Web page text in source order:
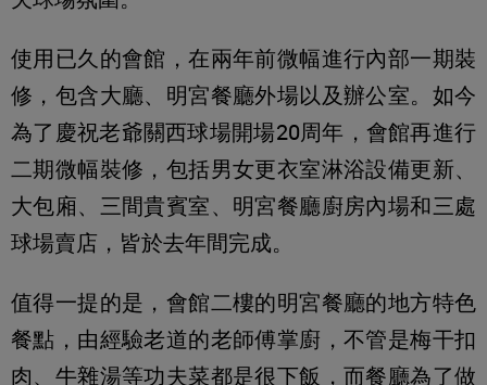
使用已久的會館，在兩年前微幅進行內部一期裝
修，包含大廳、明宮餐廳外場以及辦公室。如今
為了慶祝老爺關西球場開場20周年，會館再進行
二期微幅裝修，包括男女更衣室淋浴設備更新、
大包廂、三間貴賓室、明宮餐廳廚房內場和三處
球場賣店，皆於去年間完成。
值得一提的是，會館二樓的明宮餐廳的地方特色
餐點，由經驗老道的老師傅掌廚，不管是梅干扣
肉、牛雜湯等功夫菜都是很下飯，而餐廳為了做